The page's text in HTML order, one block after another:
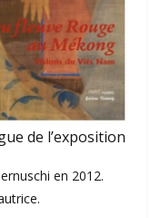
de l’exposition
en 2012.